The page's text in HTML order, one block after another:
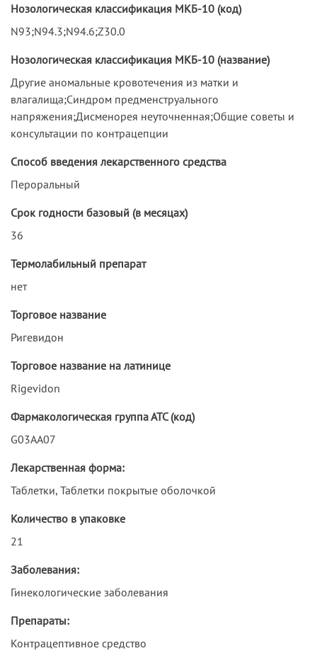
Нозологическая классификация МКБ-10 (код)
N93;N94.3;N94.6;Z30.0
Нозологическая классификация МКБ-10 (название)
Другие аномальные кровотечения из матки и
влагалища;Синдром предменструального
напряжения;Дисменорея неуточненная;Общие советы и
консультации по контрацепции
Способ введения лекарственного средства
Пероральный
Срок годности базовый (в месяцах)
36
Термолабильный препарат
нет
Торговое название
Ригевидон
Торговое название на латинице
Rigevidon
Фармакологическая группа АТС (код)
G03AA07
Лекарственная форма:
Таблетки, Таблетки покрытые оболочкой
Количество в упаковке
21
Заболевания:
Гинекологические заболевания
Препараты:
Контрацептивное средство